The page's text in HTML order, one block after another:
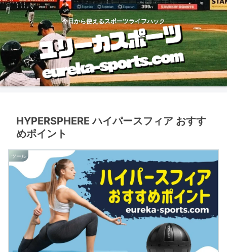
今日から使えるスポーツライフハック
HYPERSPHERE ハイパースフィア おすす
めポイント
ツール